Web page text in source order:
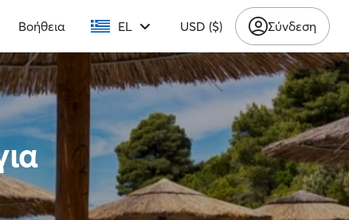
Βοήθεια EL USD ($) Σύνδεση